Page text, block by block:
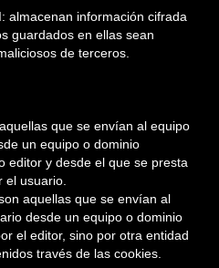
: almacenan información cifrada
guardados en ellas sean
de terceros.
que se envían al equipo
un equipo o dominio
editor y desde el que se presta
el usuario.
aquellas que se envían al
desde un equipo o dominio
el editor, sino por otra entidad
través de las cookies.